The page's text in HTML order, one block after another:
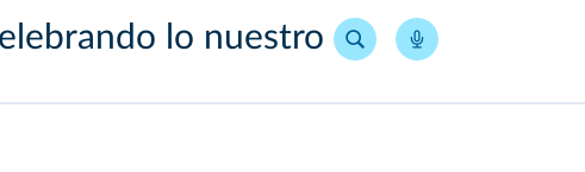
lo nuestro